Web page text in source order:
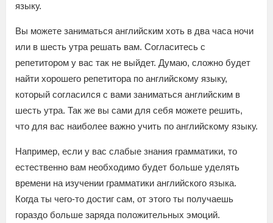
языку.
Вы можете заниматься английским хоть в два часа ночи
или в шесть утра решать вам. Согласитесь с
репетитором у вас так не выйдет. Думаю, сложно будет
найти хорошего репетитора по английскому языку,
который согласился с вами заниматься английским в
шесть утра. Так же вы сами для себя можете решить,
что для вас наиболее важно учить по английскому языку.
Например, если у вас слабые знания грамматики, то
естественно вам необходимо будет больше уделять
времени на изучении грамматики английского языка.
Когда ты чего-то достиг сам, от этого ты получаешь
гораздо больше заряда положительных эмоций.